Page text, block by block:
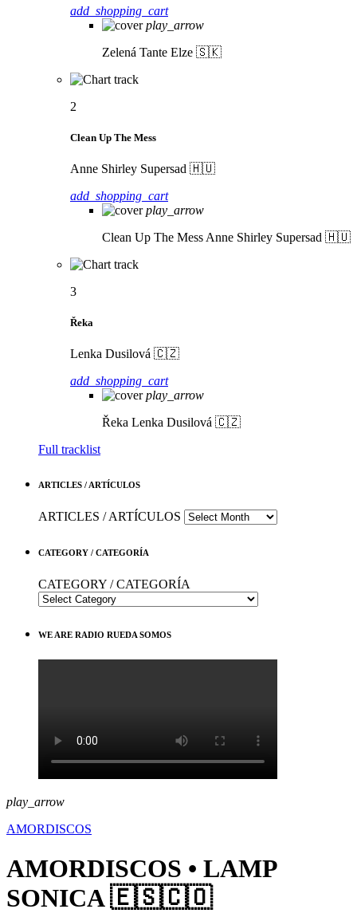
add_shopping_cart
play_arrow
Zelená Tante Elze 🇸🇰
2
Clean Up The Mess
Anne Shirley Supersad 🇭🇺
add_shopping_cart
play_arrow
Clean Up The Mess Anne Shirley Supersad 🇭🇺
3
Řeka
Lenka Dusilová 🇨🇿
add_shopping_cart
play_arrow
Řeka Lenka Dusilová 🇨🇿
Full tracklist
ARTICLES / ARTÍCULOS
ARTICLES / ARTÍCULOS
CATEGORY / CATEGORÍA
CATEGORY / CATEGORÍA
WE ARE RADIO RUEDA SOMOS
play_arrow
AMORDISCOS
AMORDISCOS • LAMP
SONICA 🇪🇸🇨🇴